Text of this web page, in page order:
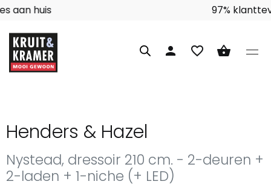
person favorite_border shopping_basket
Henders & Hazel
Nystead, dressoir 210 cm. - 2-deuren +
2-laden + 1-niche (+ LED)